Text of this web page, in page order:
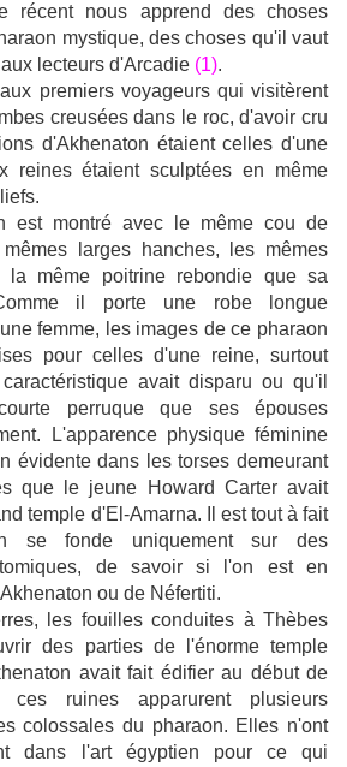
récent nous apprend des choses
mystique, des choses qu'il vaut
lecteurs d'Arcadie (1).
premiers voyageurs qui visitèrent
creusées dans le roc, d'avoir cru
d'Akhenaton étaient celles d'une
reines étaient sculptées en même
est montré avec le même cou de
larges hanches, les mêmes
la même poitrine rebondie que sa
il porte une robe longue
femme, les images de ce pharaon
pour celles d'une reine, surtout
avait disparu ou qu'il
perruque que ses épouses
L'apparence physique féminine
évidente dans les torses demeurant
que le jeune Howard Carter avait
temple d'El-Amarna. Il est tout à fait
se fonde uniquement sur des
de savoir si l'on est en
ou de Néfertiti.
les fouilles conduites à Thèbes
des parties de l'énorme temple
avait fait édifier au début de
ruines apparurent plusieurs
colossales du pharaon. Elles n'ont
dans l'art égyptien pour ce qui